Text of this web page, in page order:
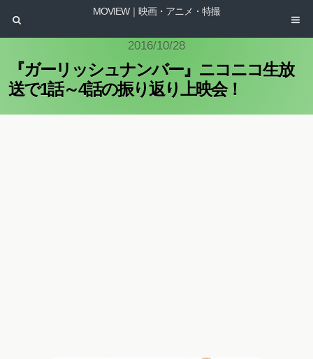
MOVIEW｜映画・アニメ・特撮
2016/10/28
『ガーリッシュナンバー』ニコニコ生放
送で1話～4話の振り返り上映会！